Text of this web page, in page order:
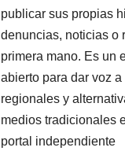
publicar sus propias
denuncias, noticias o
primera mano. Es un
abierto para dar voz
regionales y
medios tradicionales
portal independiente